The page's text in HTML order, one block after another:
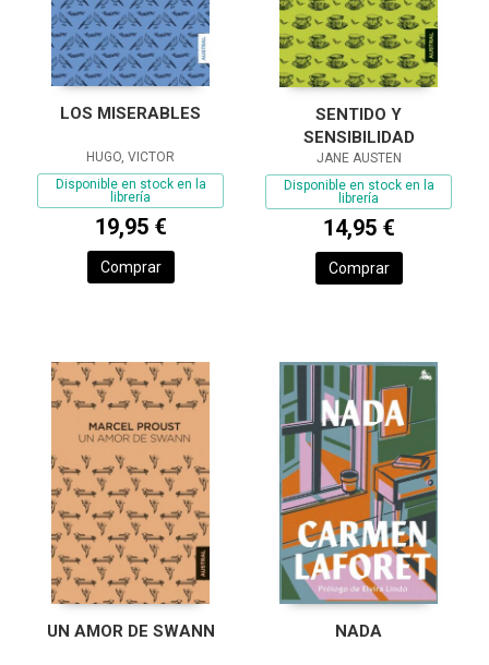
LOS MISERABLES
HUGO, VICTOR
Disponible en stock en la
librería
19,95 €
Comprar
SENTIDO Y
SENSIBILIDAD
JANE AUSTEN
Disponible en stock en la
librería
14,95 €
Comprar
UN AMOR DE SWANN NADA